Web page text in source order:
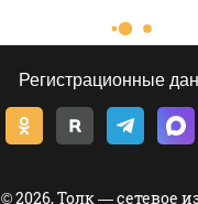
Регистрационные
© 2026, Толк — сетевое